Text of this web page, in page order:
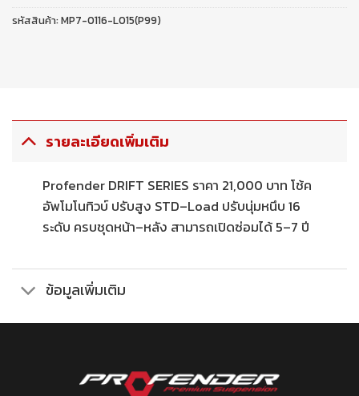
รหัสสินค้า:MP7-0116-L015(P99)
รายละเอียดเพิ่มเติม
Profender DRIFT SERIES ราคา 21,000 บาท โช้ค
อัพโมโนทิวบ์ ปรับสูง STD–Load ปรับนุ่มหนึบ 16
ระดับ ครบชุดหน้า–หลัง สามารถเปิดซ่อมได้ 5–7 ปี
ข้อมูลเพิ่มเติม